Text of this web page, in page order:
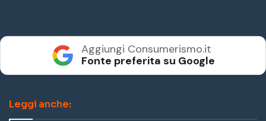
Aggiungi Consumerismo.it
Fonte preferita su Google
Leggi anche: